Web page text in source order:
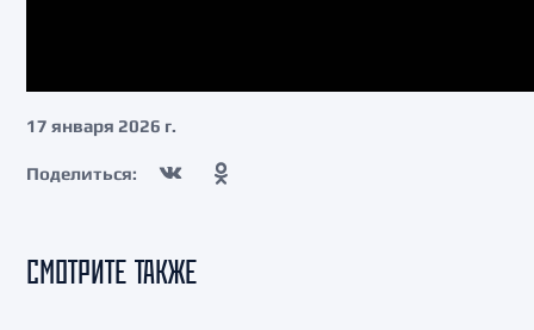
17 января 2026 г.
Поделиться:
СМОТРИТЕ ТАКЖЕ